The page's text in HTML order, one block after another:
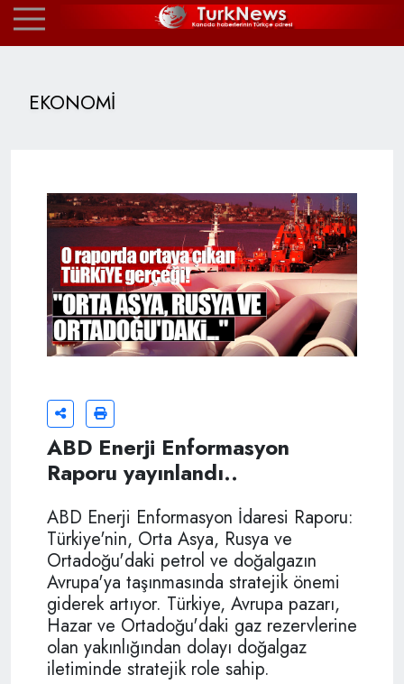
EKONOMİ
ABD Enerji Enformasyon
Raporu yayınlandı..
ABD Enerji Enformasyon İdaresi Raporu:
Türkiye'nin, Orta Asya, Rusya ve
Ortadoğu'daki petrol ve doğalgazın
Avrupa'ya taşınmasında stratejik önemi
giderek artıyor. Türkiye, Avrupa pazarı,
Hazar ve Ortadoğu'daki gaz rezervlerine
olan yakınlığından dolayı doğalgaz
iletiminde stratejik role sahip.